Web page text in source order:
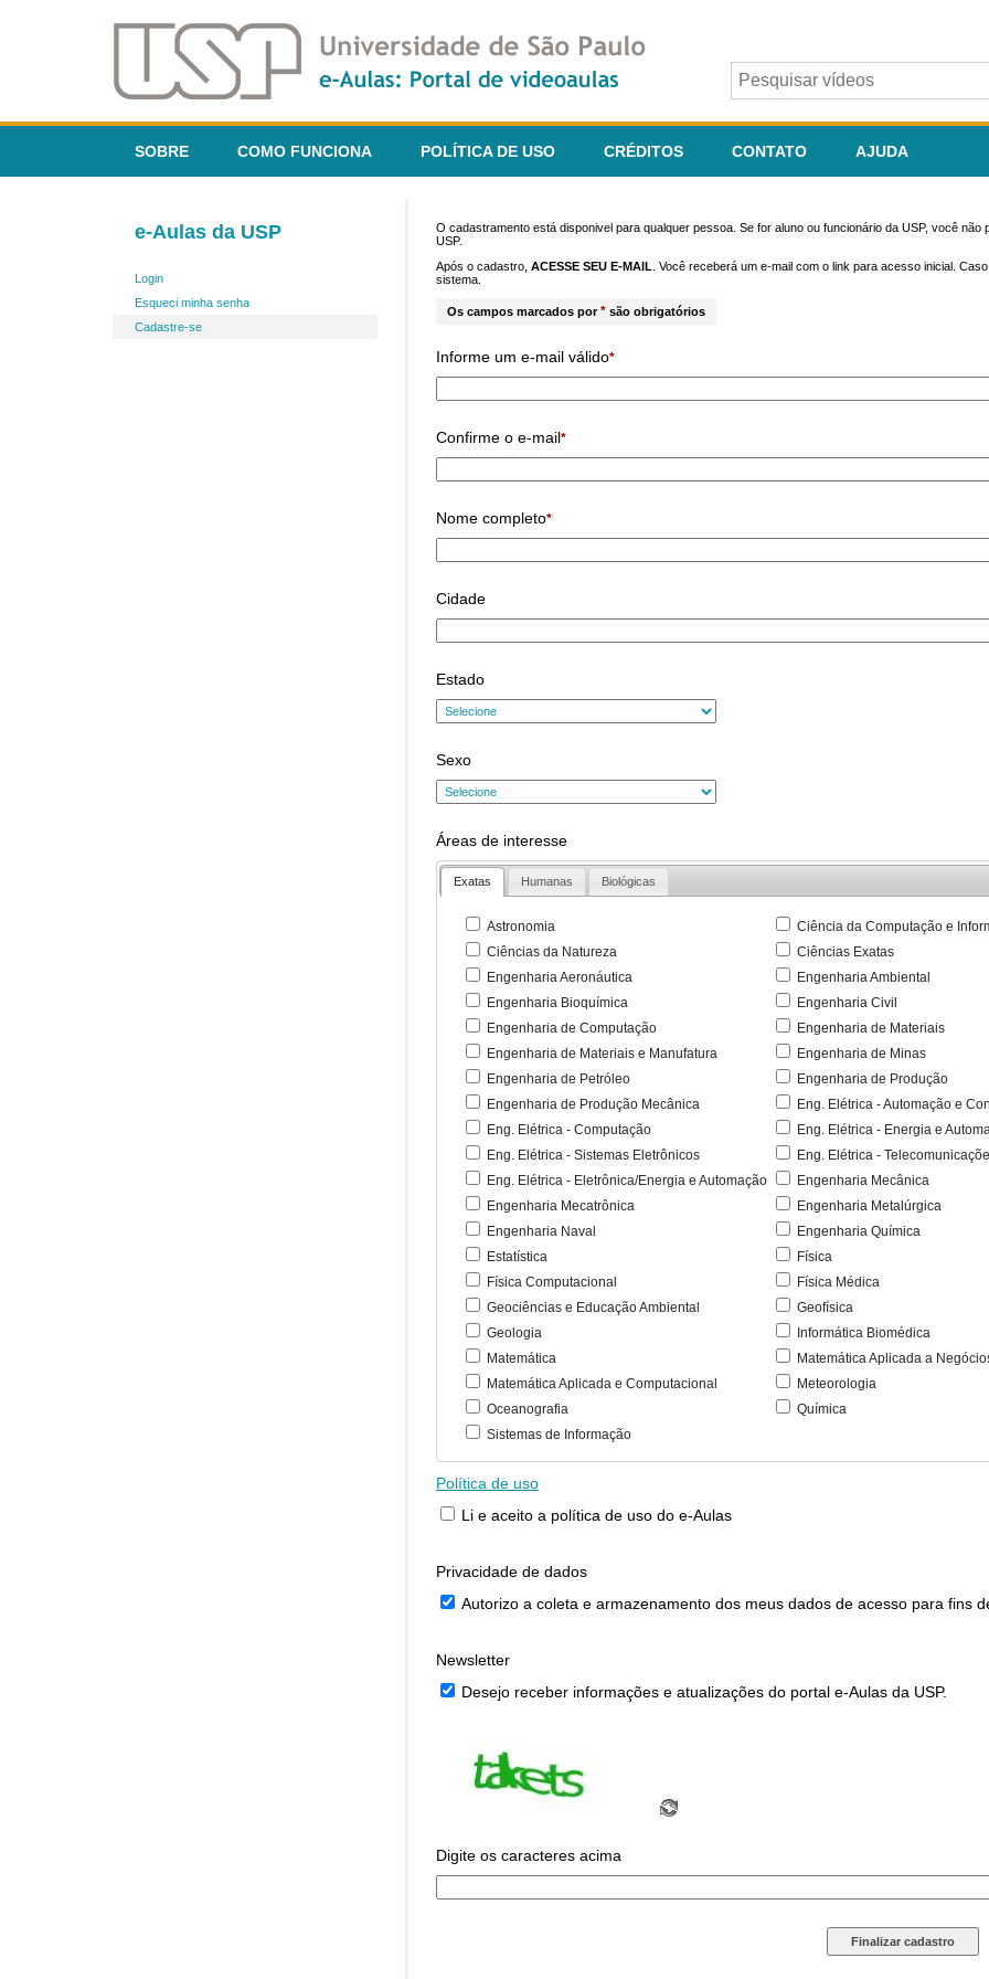
SOBRE COMO FUNCIONA POLÍTICA DE USO CRÉDITOS CONTATO AJUDA
e-Aulas da USP
Login
Esqueci minha senha
Cadastre-se
O cadastramento está disponivel para qualquer pessoa. Se for aluno ou funcionário da USP, você
USP.
Após o cadastro, ACESSE SEU E-MAIL . Você receberá um e-mail com o link para acesso inicial.
sistema.
Os campos marcados por* são obrigatórios
Informe um e-mail válido*
Confirme o e-mail*
Nome completo*
Cidade
Estado
Sexo
Áreas de interesse
Exatas Humanas Biológicas
Astronomia
Ciência da Computação e
Ciências da Natureza
Ciências Exatas
Engenharia Aeronáutica
Engenharia Ambiental
Engenharia Bioquímica
Engenharia Civil
Engenharia de Computação
Engenharia de Materiais
Engenharia de Materiais e Manufatura
Engenharia de Minas
Engenharia de Petróleo
Engenharia de Produção
Engenharia de Produção Mecânica
Eng. Elétrica - Automação e
Eng. Elétrica - Computação
Eng. Elétrica - Energia e
Eng. Elétrica - Sistemas Eletrônicos
Eng. Elétrica -
Eng. Elétrica - Eletrônica/Energia e Automação
Engenharia Mecânica
Engenharia Mecatrônica
Engenharia Metalúrgica
Engenharia Naval
Engenharia Química
Estatística
Física
Física Computacional
Física Médica
Geociências e Educação Ambiental
Geofísica
Geologia
Informática Biomédica
Matemática
Matemática Aplicada a
Matemática Aplicada e Computacional
Meteorologia
Oceanografia
Química
Sistemas de Informação
Política de uso
Li e aceito a política de uso do e-Aulas
Privacidade de dados
Autorizo a coleta e armazenamento dos meus dados de acesso para fins
Newsletter
Desejo receber informações e atualizações do portal e-Aulas da USP.
Digite os caracteres acima